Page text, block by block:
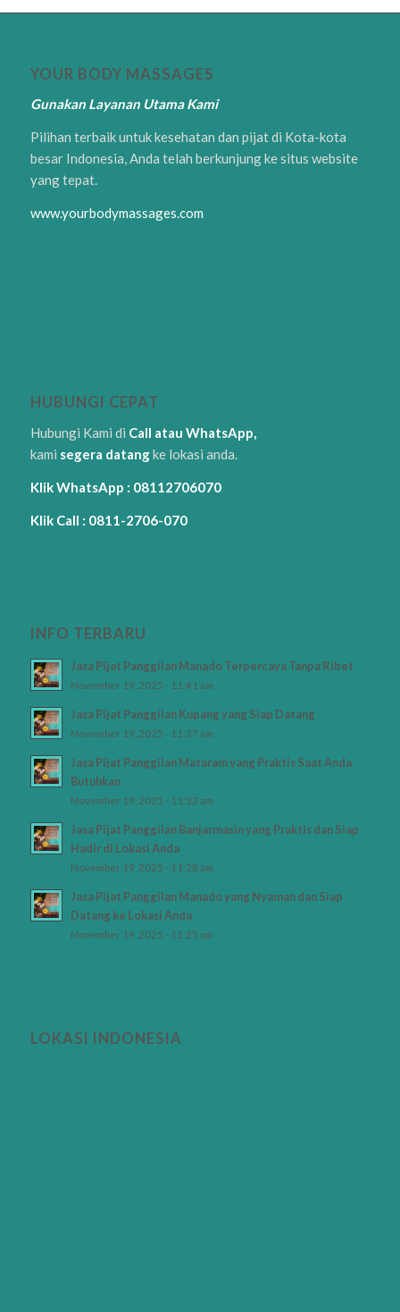
YOUR BODY MASSAGES
Gunakan Layanan Utama Kami
Pilihan terbaik untuk kesehatan dan pijat di Kota-kota
besar Indonesia, Anda telah berkunjung ke situs website
yang tepat.
www.yourbodymassages.com
HUBUNGI CEPAT
Hubungi Kami di Call atau WhatsApp,
kami segera datangke lokasi anda.
Klik WhatsApp : 08112706070
Klik Call : 0811-2706-070
INFO TERBARU
Jasa Pijat Panggilan Manado Terpercaya Tanpa Ribet
November 19, 2025 - 11:41 am
Jasa Pijat Panggilan Kupang yang Siap Datang
November 19, 2025 - 11:37 am
Jasa Pijat Panggilan Mataram yang Praktis Saat Anda
Butuhkan
November 19, 2025 - 11:33 am
Jasa Pijat Panggilan Banjarmasin yang Praktis dan Siap
Hadir di Lokasi Anda
November 19, 2025 - 11:28 am
Jasa Pijat Panggilan Manado yang Nyaman dan Siap
Datang ke Lokasi Anda
November 19, 2025 - 11:25 am
LOKASI INDONESIA